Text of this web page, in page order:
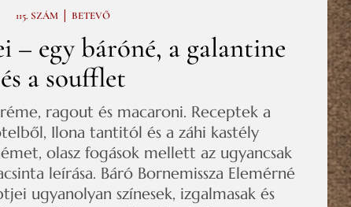
115. SZÁM | BETEVŐ
– egy báróné, a galantine
és a soufflet
ragout és macaroni. Receptek a
Ilona tantitól és a záhi kastély
olasz fogások mellett az ugyancsak
leírása. Báró Bornemissza Elemérné
ugyanolyan színesek, izgalmasak és